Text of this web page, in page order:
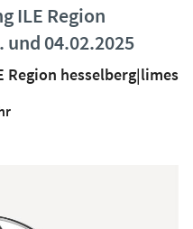
ILE Region
04.02.2025
hesselberg|limes